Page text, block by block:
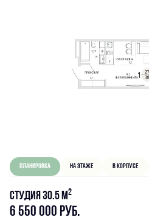
Планировка На этаже В корпусе
Студия 30.5 м2
6 550 000 руб.